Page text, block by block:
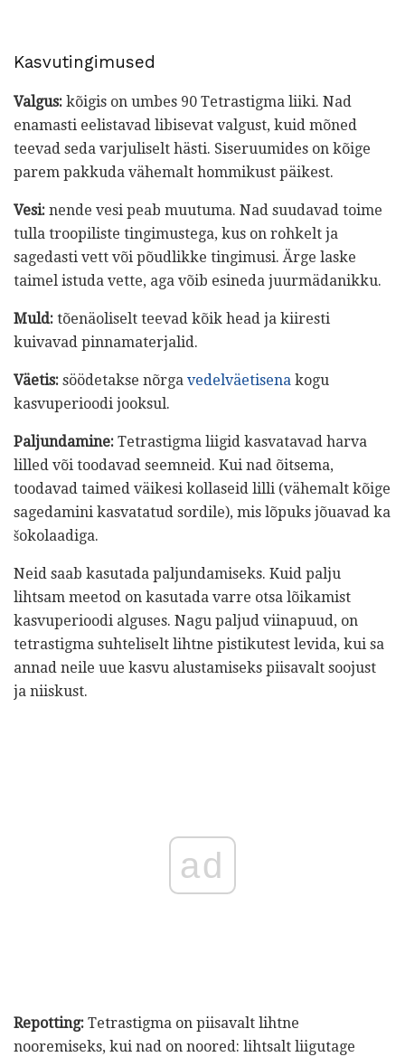
Kasvutingimused
Valgus: kõigis on umbes 90 Tetrastigma liiki. Nad
enamasti eelistavad libisevat valgust, kuid mõned
teevad seda varjuliselt hästi. Siseruumides on kõige
parem pakkuda vähemalt hommikust päikest.
Vesi: nende vesi peab muutuma. Nad suudavad toime
tulla troopiliste tingimustega, kus on rohkelt ja
sagedasti vett või põudlikke tingimusi. Ärge laske
taimel istuda vette, aga võib esineda juurmädanikku.
Muld: tõenäoliselt teevad kõik head ja kiiresti
kuivavad pinnamaterjalid.
Väetis: söödetakse nõrga vedelväetisena kogu
kasvuperioodi jooksul.
Paljundamine: Tetrastigma liigid kasvatavad harva
lilled või toodavad seemneid. Kui nad õitsema,
toodavad taimed väikesi kollaseid lilli (vähemalt kõige
sagedamini kasvatatud sordile), mis lõpuks jõuavad ka
šokolaadiga.
Neid saab kasutada paljundamiseks. Kuid palju
lihtsam meetod on kasutada varre otsa lõikamist
kasvuperioodi alguses. Nagu paljud viinapuud, on
tetrastigma suhteliselt lihtne pistikutest levida, kui sa
annad neile uue kasvu alustamiseks piisavalt soojust
ja niiskust.
ad
Repotting: Tetrastigma on piisavalt lihtne
nooremiseks, kui nad on noored: lihtsalt liigutage